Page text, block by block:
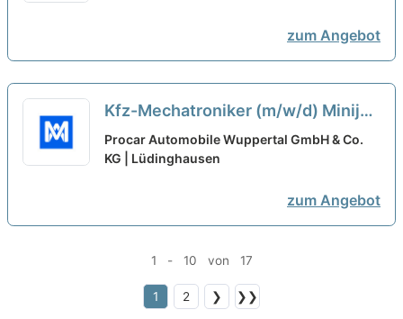
zum Angebot
Kfz-Mechatroniker (m/w/d) Minijob
neu
Procar Automobile Wuppertal GmbH & Co.
KG | Lüdinghausen
zum Angebot
1 - 10 von 17
1 2 ❯ ❯❯